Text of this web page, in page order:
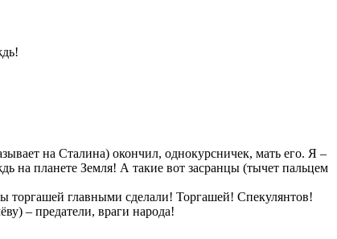
на Сталина) окончил, однокурсничек, мать его. Я –
планете Земля! А такие вот засранцы (тычет пальцем
торгашей главными сделали! Торгашей! Спекулянтов!
– предатели, враги народа!